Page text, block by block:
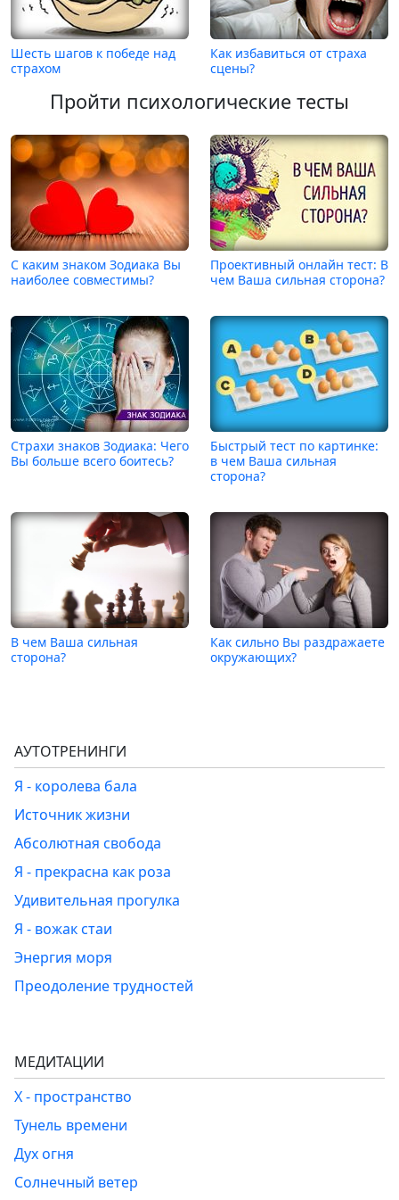
Шесть шагов к победе над
страхом
Как избавиться от страха
сцены?
Пройти психологические тесты
С каким знаком Зодиака Вы
наиболее совместимы?
Проективный онлайн тест: В
чем Ваша сильная сторона?
Страхи знаков Зодиака: Чего
Вы больше всего боитесь?
Быстрый тест по картинке:
в чем Ваша сильная
сторона?
В чем Ваша сильная
сторона?
Как сильно Вы раздражаете
окружающих?
АУТОТРЕНИНГИ
Я - королева бала
Источник жизни
Абсолютная свобода
Я - прекрасна как роза
Удивительная прогулка
Я - вожак стаи
Энергия моря
Преодоление трудностей
МЕДИТАЦИИ
Х - пространство
Тунель времени
Дух огня
Солнечный ветер